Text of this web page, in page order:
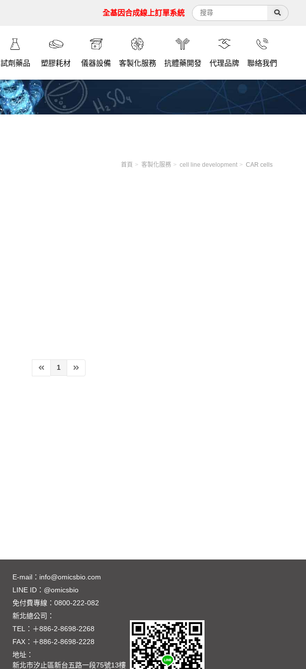
全基因合成線上訂單系統
試劑藥品 塑膠耗材 儀器設備 客製化服務 抗體藥開發 代理品牌 聯絡我們
首頁 客製化服務 cell line development CAR cells
1
E-mail： info@omicsbio.com
LINE ID： @omicsbio
免付費專線： 0800-222-082
新北總公司：
TEL： ＋886-2-8698-2268
FAX： ＋886-2-8698-2228
地址：
新北市汐止區新台五路一段75號13樓